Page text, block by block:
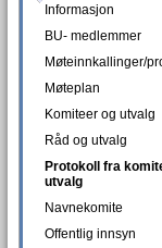
Informasjon
BU- medlemmer
Møteinnkallinger/
Møteplan
Komiteer og utvalg
Råd og utvalg
Protokoll fra
utvalg
Navnekomite
Offentlig innsyn